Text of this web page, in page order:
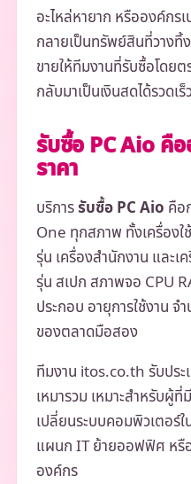
อะไหล่หายาก หรือองค์กร
กลายเป็นทรัพย์สินที่วางทิ้ง
ขายให้ทีมงานที่รับซื้อโดยต
กลับมาเป็นเงินสดได้รวดเร็
รับซื้อ PC Aio คือ
ราคา
บริการรับซื้อ PC Aio คือ
One ทุกสภาพ ทั้งเครื่องใ
รุ่น เครื่องสำนักงาน และเ
รุ่น สเปก สภาพจอ CPU
ประกอบ อายุการใช้งาน จ
ของตลาดมือสอง
ทีมงาน itos.co.th รับประ
เหมารวม เหมาะสำหรับผู้
เปลี่ยนระบบคอมพิวเตอร์
แผนก IT ย้ายออฟฟิศ หรื
องค์กร